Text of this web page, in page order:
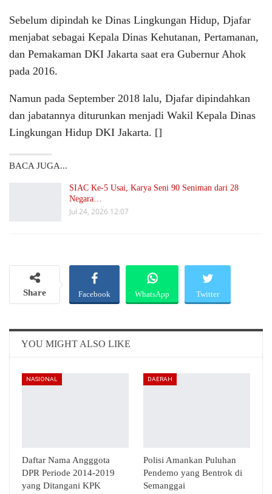
Sebelum dipindah ke Dinas Lingkungan Hidup, Djafar
menjabat sebagai Kepala Dinas Kehutanan, Pertamanan,
dan Pemakaman DKI Jakarta saat era Gubernur Ahok
pada 2016.
Namun pada September 2018 lalu, Djafar dipindahkan
dan jabatannya diturunkan menjadi Wakil Kepala Dinas
Lingkungan Hidup DKI Jakarta. []
BACA JUGA...
SIAC Ke-5 Usai, Karya Seni 90 Seniman dari 28
Negara…
Jul 24, 2026 12:07
Share Facebook WhatsApp Twitter
YOU MIGHT ALSO LIKE
NASIONAL
Daftar Nama Angggota
DPR Periode 2014-2019
yang Ditangani KPK
DAERAH
Polisi Amankan Puluhan
Pendemo yang Bentrok di
Semanggai